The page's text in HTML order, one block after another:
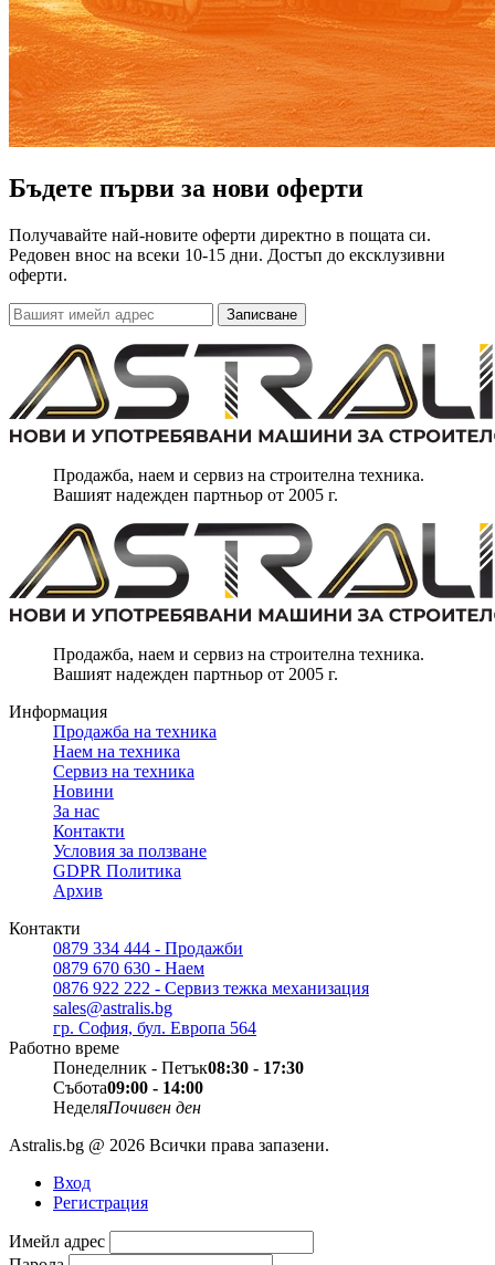
Бъдете първи за нови оферти
Получавайте най-новите оферти директно в пощата си.
Редовен внос на всеки 10-15 дни. Достъп до ексклузивни
оферти.
Записване
Продажба, наем и сервиз на строителна техника.
Вашият надежден партньор от 2005 г.
Продажба, наем и сервиз на строителна техника.
Вашият надежден партньор от 2005 г.
Информация
Продажба на техника
Наем на техника
Сервиз на техника
Новини
За нас
Контакти
Условия за ползване
GDPR Политика
Архив
Контакти
0879 334 444 - Продажби
0879 670 630 - Наем
0876 922 222 - Сервиз тежка механизация
sales@astralis.bg
гр. София, бул. Европа 564
Работно време
Понеделник - Петък08:30 - 17:30
Събота09:00 - 14:00
НеделяПочивен ден
Astralis.bg @ 2026 Всички права запазени.
Вход
Регистрация
Имейл адрес